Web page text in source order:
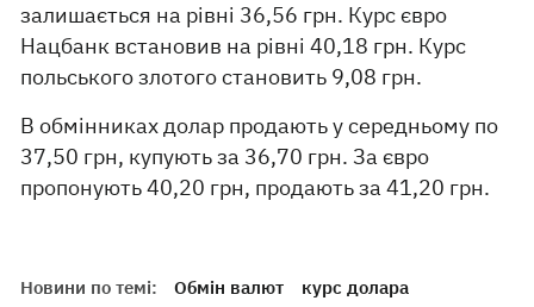
залишається на рівні 36,56 грн. Курс євро
Нацбанк встановив на рівні 40,18 грн. Курс
польського злотого становить 9,08 грн.
В обмінниках долар продають у середньому по
37,50 грн, купують за 36,70 грн. За євро
пропонують 40,20 грн, продають за 41,20 грн.
Новини по темі: Обмін валют
курс долара